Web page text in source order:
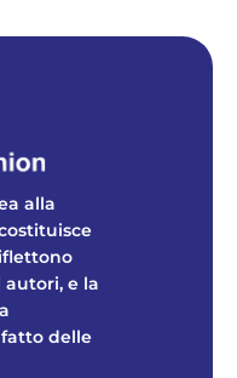
alla
e la
fatto delle